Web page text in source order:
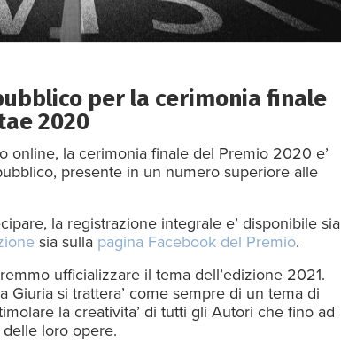
per la cerimonia finale
2020
online, la cerimonia finale del Premio 2020 e’
presente in un numero superiore alle
la registrazione integrale e’ disponibile sia
sia sulla pagina Facebook del Premio.
ufficializzare il tema dell’edizione 2021.
Giuria si trattera’ come sempre di un tema di
la creativita’ di tutti gli Autori che fino ad
loro opere.